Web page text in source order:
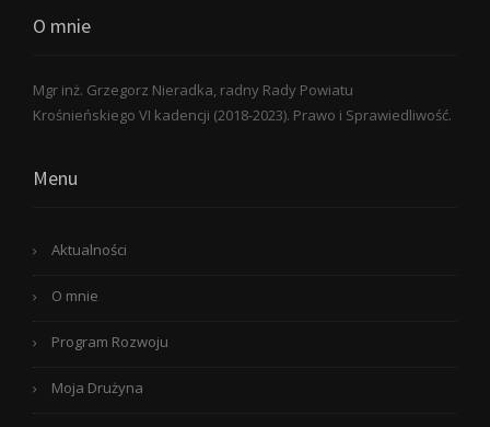
O mnie
Mgr inż. Grzegorz Nieradka, radny Rady Powiatu
Krośnieńskiego VI kadencji (2018-2023). Prawo i Sprawiedliwość.
Menu
Aktualności
O mnie
Program Rozwoju
Moja Drużyna